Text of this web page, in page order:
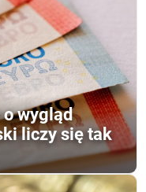
o wygląd
liczy się tak